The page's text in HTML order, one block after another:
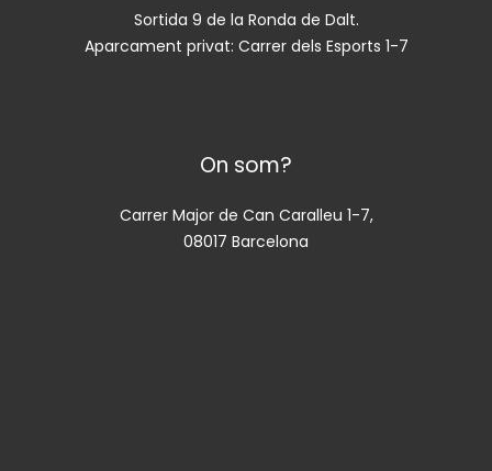
Sortida 9 de la Ronda de Dalt.
Aparcament privat: Carrer dels Esports 1-7
On som?
Carrer Major de Can Caralleu 1-7,
08017 Barcelona